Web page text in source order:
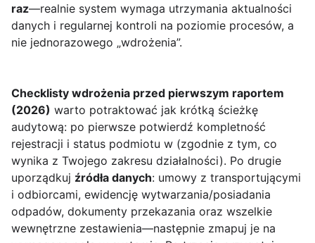
raz—realnie system wymaga utrzymania aktualności
danych i regularnej kontroli na poziomie procesów, a
nie jednorazowego „wdrożenia”.
Checklisty wdrożenia przed pierwszym raportem
(2026) warto potraktować jak krótką ścieżkę
audytową: po pierwsze potwierdź kompletność
rejestracji i status podmiotu w (zgodnie z tym, co
wynika z Twojego zakresu działalności). Po drugie
uporządkuj źródła danych: umowy z transportującymi
i odbiorcami, ewidencję wytwarzania/posiadania
odpadów, dokumenty przekazania oraz wszelkie
wewnętrzne zestawienia—następnie zmapuj je na